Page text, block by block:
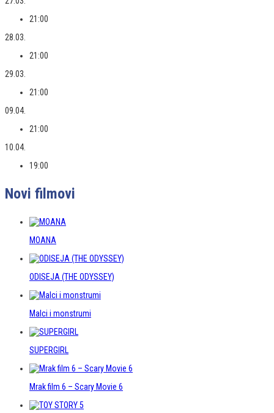
21:00
28.03.
21:00
29.03.
21:00
09.04.
21:00
10.04.
19:00
Novi filmovi
MOANA
ODISEJA (THE ODYSSEY)
Malci i monstrumi
SUPERGIRL
Mrak film 6 – Scary Movie 6